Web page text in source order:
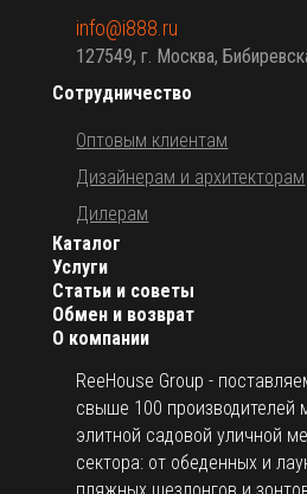
О компании
ReeHouse Group -
свыше 100 производителей
элитной садовой уличной
сектора: от обеденных и
Каталог
Услуги
Статьи и советы
Обмен и возврат
Сотрудничество
Оптовым клиентам
Дизайнерам и архитекторам
Дилерам
info@i888.ru
127549, г. Москва,